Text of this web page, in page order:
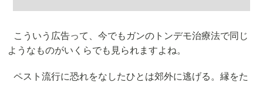
こういう広告って、今でもガンのトンデモ治療法で同じ
ようなものがいくらでも見られますよね。
ペスト流行に恐れをなしたひとは郊外に逃げる。縁をた